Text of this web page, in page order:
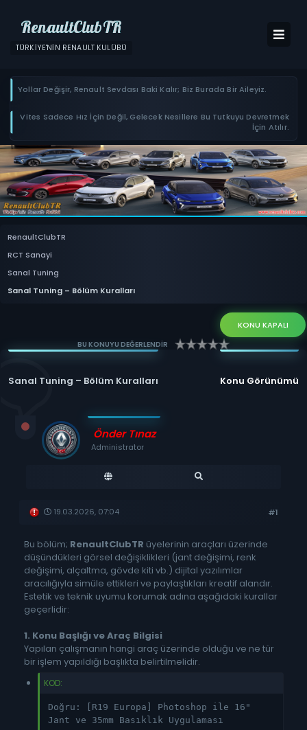
RenaultClubTR
TÜRKIYE'NIN RENAULT KULÜBÜ
Yollar Değişir, Renault Sevdası Baki Kalır; Biz Burada Bir Aileyiz.
Vites Sadece Hız İçin Değil, Gelecek Nesillere Bu Tutkuyu Devretmek
İçin Atılır.
RenaultClubTR
RCT Sanayi
Sanal Tuning
Sanal Tuning – Bölüm Kuralları
KONU KAPALI
BU KONUYU DEĞERLENDİR
Konu Görünümü
Sanal Tuning – Bölüm Kuralları
Önder Tınaz
Administrator
19.03.2026, 07:04 #1
Bu bölüm; RenaultClubTR üyelerinin araçları üzerinde
düşündükleri görsel değişiklikleri (jant değişimi, renk
değişimi, alçaltma, gövde kiti vb.) dijital yazılımlar
aracılığıyla simüle ettikleri ve paylaştıkları kreatif alandır.
Estetik ve teknik uyumu korumak adına aşağıdaki kurallar
geçerlidir:
1. Konu Başlığı ve Araç Bilgisi
Yapılan çalışmanın hangi araç üzerinde olduğu ve ne tür
bir işlem yapıldığı başlıkta belirtilmelidir.
KOD:
Doğru: [R19 Europa] Photoshop ile 16"
Jant ve 35mm Basıklık Uygulaması